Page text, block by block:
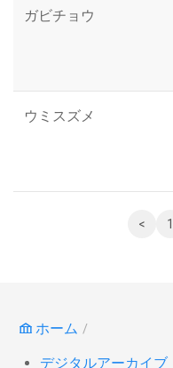
ガビチョウ
ウミスズメ
< 1
ホーム
デジタルアーカイブ